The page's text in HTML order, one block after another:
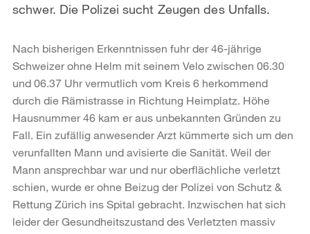
schwer. Die Polizei sucht Zeugen des Unfalls.
Nach bisherigen Erkenntnissen fuhr der 46-jährige
Schweizer ohne Helm mit seinem Velo zwischen 06.30
und 06.37 Uhr vermutlich vom Kreis 6 herkommend
durch die Rämistrasse in Richtung Heimplatz. Höhe
Hausnummer 46 kam er aus unbekannten Gründen zu
Fall. Ein zufällig anwesender Arzt kümmerte sich um den
verunfallten Mann und avisierte die Sanität. Weil der
Mann ansprechbar war und nur oberflächliche verletzt
schien, wurde er ohne Beizug der Polizei von Schutz &
Rettung Zürich ins Spital gebracht. Inzwischen hat sich
leider der Gesundheitszustand des Verletzten massiv